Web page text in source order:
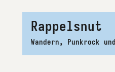
Rappelsnut
Wandern, Punkrock